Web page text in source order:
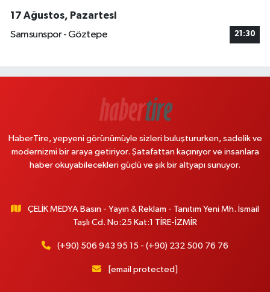
17 Ağustos, Pazartesi
Samsunspor - Göztepe
21:30
HaberTire, yepyeni görünümüyle sizleri buluştururken, sadelik ve
modernizmi bir araya getiriyor. Şatafattan kaçınıyor ve insanlara
haber okuyabilecekleri güçlü ve şık bir altyapı sunuyor.
ÇELİK MEDYA Basın - Yayın & Reklam - Tanıtım Yeni Mh. İsmail
Taşlı Cd. No:25 Kat:1 TİRE-İZMİR
(+90) 506 943 95 15 - (+90) 232 500 76 76
[email protected]